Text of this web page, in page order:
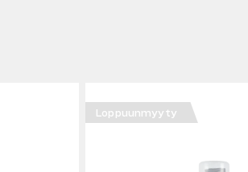
Loppuunmyyty